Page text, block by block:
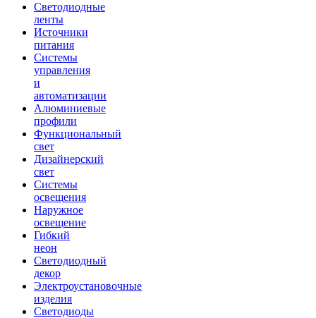
Светодиодные
ленты
Источники
питания
Системы
управления
и
автоматизации
Алюминиевые
профили
Функциональный
свет
Дизайнерский
свет
Системы
освещения
Наружное
освещение
Гибкий
неон
Светодиодный
декор
Электроустановочные
изделия
Светодиоды